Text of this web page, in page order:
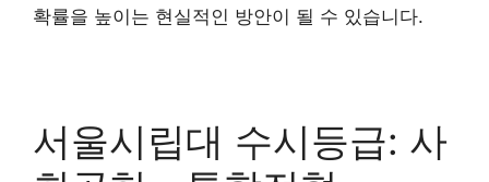
확률을 높이는 현실적인 방안이 될 수 있습니다.
서울시립대 수시등급: 사